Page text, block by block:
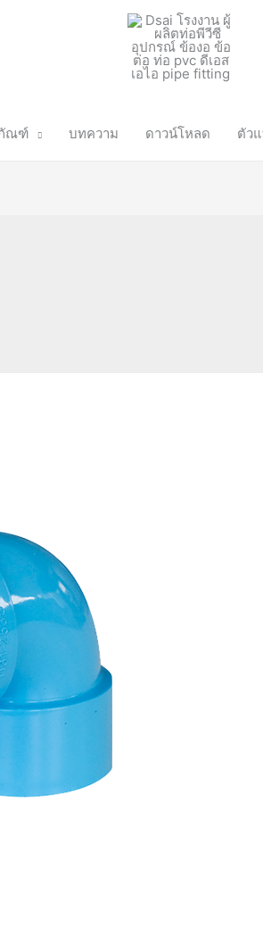
ณฑ์ บทความ ดาวน์โหลด ตัว